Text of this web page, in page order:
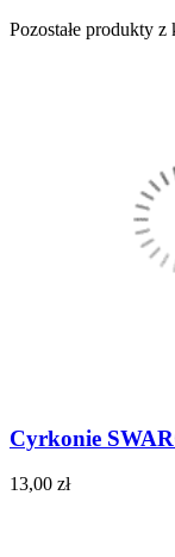
Pozostałe produkty z
Cyrkonie
13,00 zł